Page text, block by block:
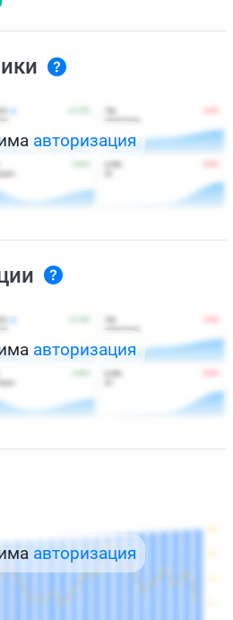
авторизация
авторизация
авторизация